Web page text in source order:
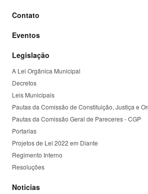
Contato
Eventos
Legislação
A Lei Orgânica Municipal
Decretos
Leis Municipais
Pautas da Comissão de Constituição, Justiça e
Pautas da Comissão Geral de Pareceres - CGP
Portarias
Projetos de Lei 2022 em Diante
Regimento Interno
Resoluções
Noticias